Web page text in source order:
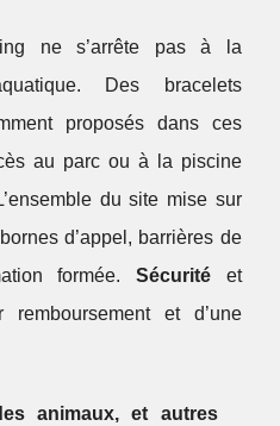
ne s’arrête pas à la
Des bracelets
proposés dans ces
au parc ou à la piscine
du site mise sur
d’appel, barrières de
formée. Sécurité et
et d’une
animaux, et autres